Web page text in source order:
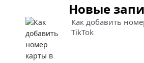
Новые
Как добавить
TikTok